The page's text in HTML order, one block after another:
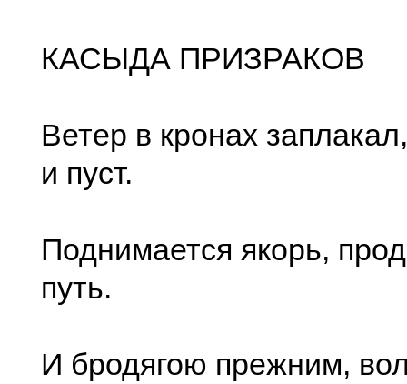
КАСЫДА ПРИЗРАКОВ
Ветер в кронах
и пуст.
Поднимается якорь,
путь.
И бродягою прежним,